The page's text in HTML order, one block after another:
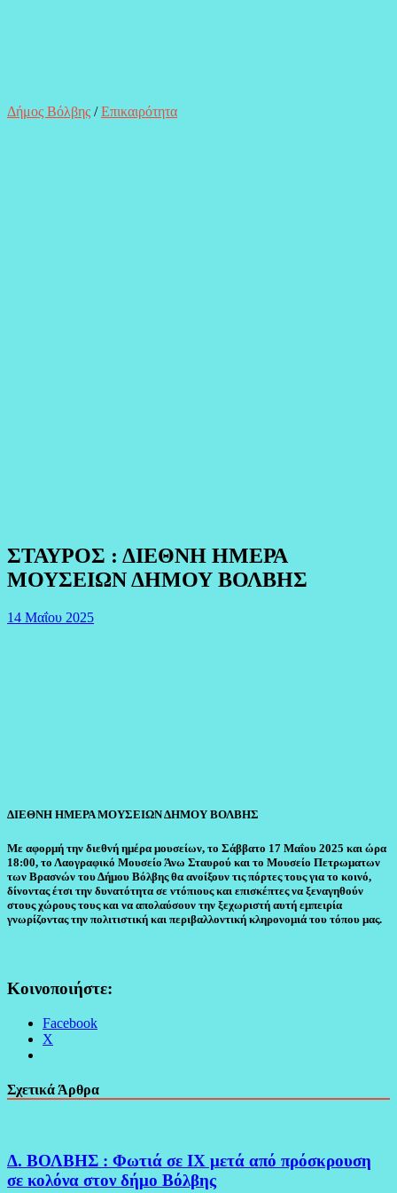
Δήμος Βόλβης /Επικαιρότητα
ΣΤΑΥΡΟΣ : ΔΙΕΘΝΗ ΗΜΕΡΑ
ΜΟΥΣΕΙΩΝ ΔΗΜΟΥ ΒΟΛΒΗΣ
14 Μαΐου 2025
ΔΙΕΘΝΗ ΗΜΕΡΑ ΜΟΥΣΕΙΩΝ ΔΗΜΟΥ ΒΟΛΒΗΣ
Με αφορμή την διεθνή ημέρα μουσείων, το Σάββατο 17 Μαΐου 2025 και ώρα
18:00, το Λαογραφικό Μουσείο Άνω Σταυρού και το Μουσείο Πετρωματων
των Βρασνών του Δήμου Βόλβης θα ανοίξουν τις πόρτες τους για το κοινό,
δίνοντας έτσι την δυνατότητα σε ντόπιους και επισκέπτες να ξεναγηθούν
στους χώρους τους και να απολαύσουν την ξεχωριστή αυτή εμπειρία
γνωρίζοντας την πολιτιστική και περιβαλλοντική κληρονομιά του τόπου μας.
Κοινοποιήστε:
Facebook
X
Σχετικά Άρθρα
Δ. ΒΟΛΒΗΣ : Φωτιά σε ΙΧ μετά από πρόσκρουση
σε κολόνα στον δήμο Βόλβης